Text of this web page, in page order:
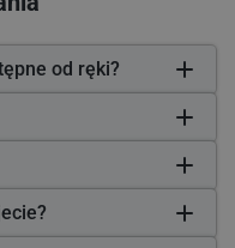
od ręki?